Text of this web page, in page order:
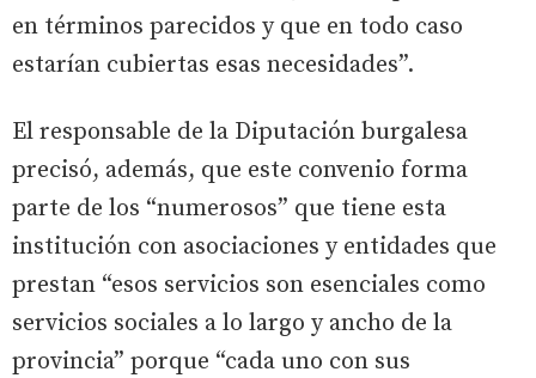
en términos parecidos y que en todo caso
estarían cubiertas esas necesidades”.
El responsable de la Diputación burgalesa
precisó, además, que este convenio forma
parte de los “numerosos” que tiene esta
institución con asociaciones y entidades que
prestan “esos servicios son esenciales como
servicios sociales a lo largo y ancho de la
provincia” porque “cada uno con sus